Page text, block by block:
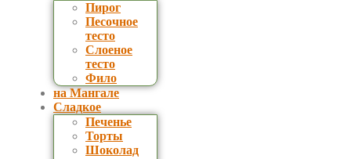
Пирог
Песочное
тесто
Слоеное
тесто
Фило
на Мангале
Сладкое
Печенье
Торты
Шоколад